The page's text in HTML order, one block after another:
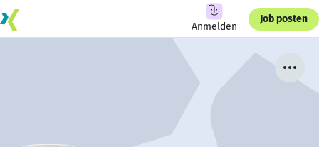
Anmelden
Job posten